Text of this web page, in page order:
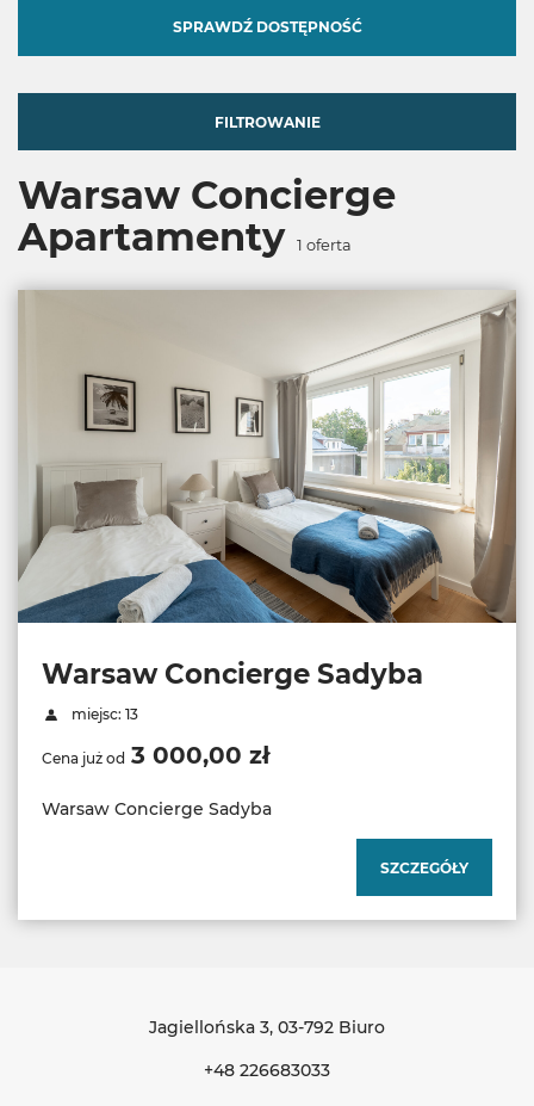
SPRAWDŹ DOSTĘPNOŚĆ
FILTROWANIE
Warsaw Concierge
Apartamenty
1 oferta
Warsaw Concierge Sadyba
miejsc: 13
Cena już od 3 000,00 zł
Warsaw Concierge Sadyba
SZCZEGÓŁY
Jagiellońska 3, 03-792 Biuro
+48 226683033